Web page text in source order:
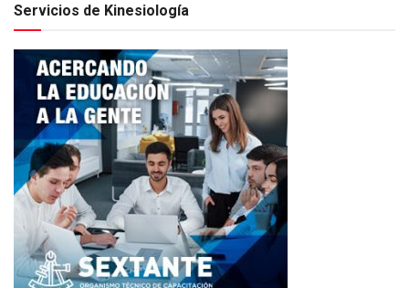
Servicios de Kinesiología